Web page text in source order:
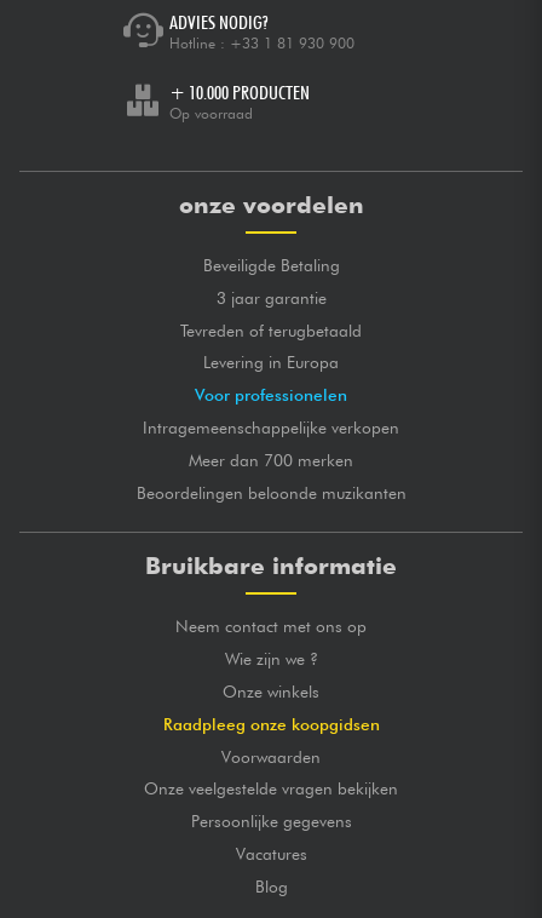
ADVIES NODIG?
Hotline : +33 1 81 930 900
+ 10.000 PRODUCTEN
Op voorraad
onze voordelen
Beveiligde Betaling
3 jaar garantie
Tevreden of terugbetaald
Levering in Europa
Voor professionelen
Intragemeenschappelijke verkopen
Meer dan 700 merken
Beoordelingen beloonde muzikanten
Bruikbare informatie
Neem contact met ons op
Wie zijn we ?
Onze winkels
Raadpleeg onze koopgidsen
Voorwaarden
Onze veelgestelde vragen bekijken
Persoonlijke gegevens
Vacatures
Blog